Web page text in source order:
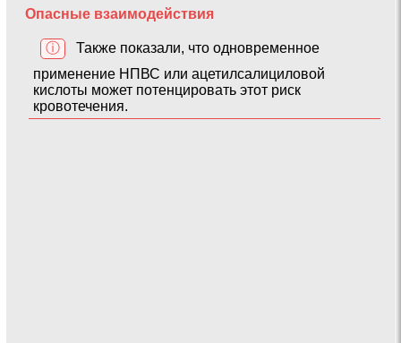
Опасные взаимодействия
ⓘ
Также показали, что одновременное
применение НПВС или ацетилсалициловой
кислоты может потенцировать этот риск
кровотечения.